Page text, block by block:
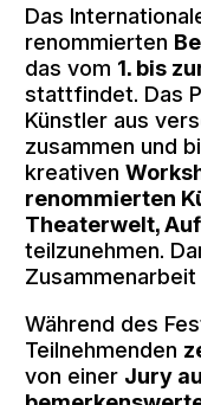
Das
renommierten
das vom 1. bis
stattfindet. Das
Künstler aus
zusammen und
kreativen
renommierten
Theaterwelt,
teilzunehmen.
Während des
Teilnehmenden
von einer Jury